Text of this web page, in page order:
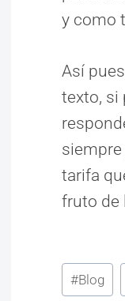
y como
Así
texto, si
tarifa
fruto de
de
#Blog